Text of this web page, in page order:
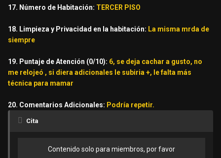
17. Número de Habitación: TERCER PISO
18. Limpieza y Privacidad en la habitación: La misma mrda de
siempre
19. Puntaje de Atención (0/10): 6, se deja cachar a gusto, no
me relojeó , si diera adicionales le subiria +, le falta más
técnica para mamar
20. Comentarios Adicionales: Podría repetir.
Cita
Contenido solo para miembros, por favor